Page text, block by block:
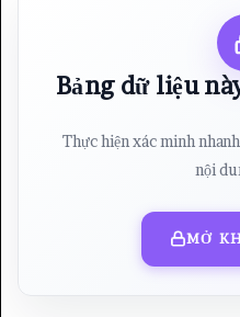
Bảng dữ liệu
Thực hiện xác minh
nội
MỞ